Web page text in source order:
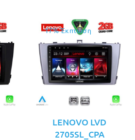
17% Έκπτωση
LENOVO LVD
2705SL_CPA